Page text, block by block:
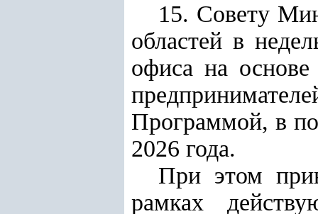
15. Совету
областей в
офиса на
Программой, в
2026 года.
При этом
рамках